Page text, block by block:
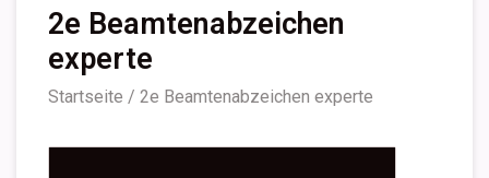
2e Beamtenabzeichen
experte
Startseite / 2e Beamtenabzeichen experte